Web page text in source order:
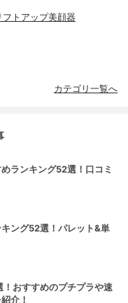
フトアップ美顔器
カテゴリ一覧へ
ランキング52選！口コミ
ング52選！パレット&単
おすすめのプチプラや速
介！